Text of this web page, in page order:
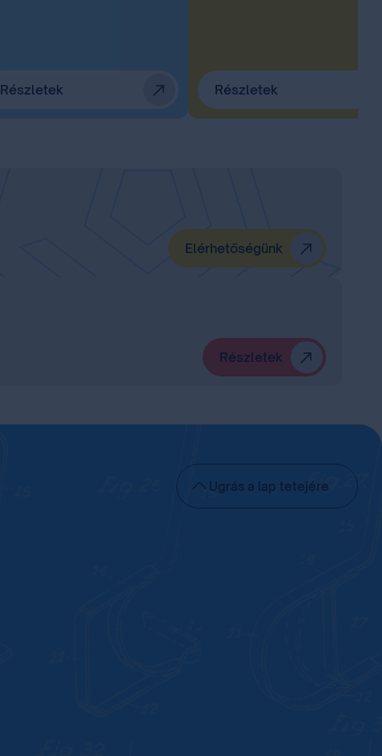
Részletek Részletek
Elérhetőségünk
Részletek
Ugrás a lap tetejére